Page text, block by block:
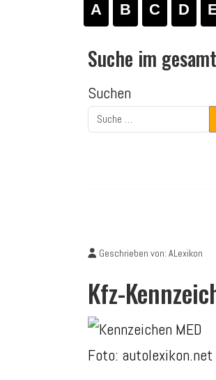
A B C D
Suche im
Suchen
Geschrieben von: ALexikon
Kfz-
Foto: autolexikon.net